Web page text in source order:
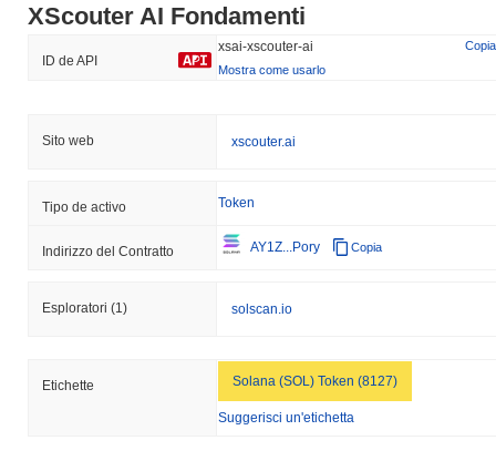
XScouter AI Fondamenti
ID de API
xsai-xscouter-ai
Copia
Mostra come usarlo
Sito web xscouter.ai
Tipo de activo Token
Indirizzo del Contratto AY1Z...Pory Copia
Esploratori (1) solscan.io
Etichette Solana (SOL) Token (8127)
Suggerisci un'etichetta